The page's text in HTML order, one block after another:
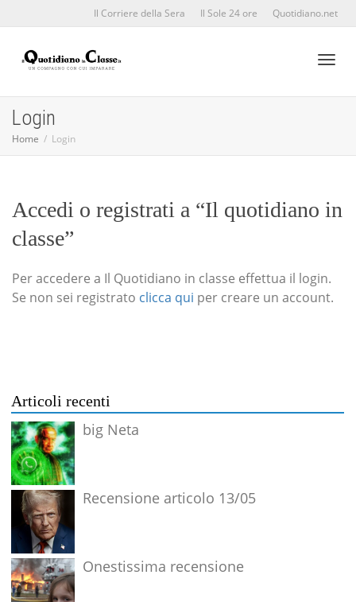
Il Corriere della Sera Il Sole 24 ore Quotidiano.net
Login
Home Login
Accedi o registrati a “Il quotidiano in
classe”
Per accedere a Il Quotidiano in classe effettua il login.
Se non sei registrato clicca qui per creare un account.
Articoli recenti
big Neta
Recensione articolo 13/05
Onestissima recensione